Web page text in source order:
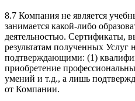
8.7 Компания не является
занимается какой-либо
деятельностью. Сертификаты,
результатам полученных Услуг
подтверждающими: (1)
приобретение
умений и т.д., а лишь
от Компании.